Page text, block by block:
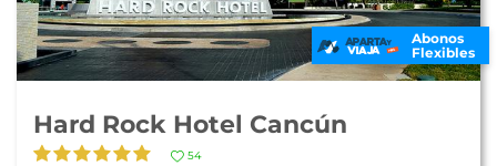
Abonos
Flexibles
Hard Rock Hotel Cancún
54